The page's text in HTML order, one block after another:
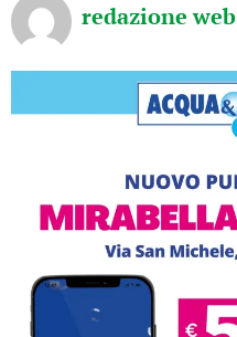
redazione web